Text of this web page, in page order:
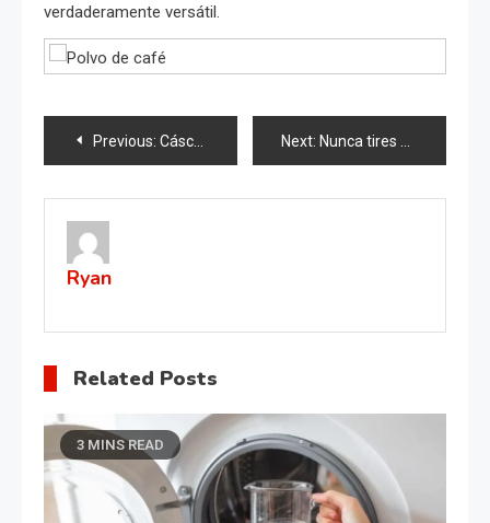
verdaderamente versátil.
Post
navigation
Previous: Cáscaras de limón y naranja, no las tires: mézclalas con vinagre | valen oro Next: Nunca tires esta parte de los plátanos: por eso vale oro en la casa
Ryan
Related Posts
3 MINS READ